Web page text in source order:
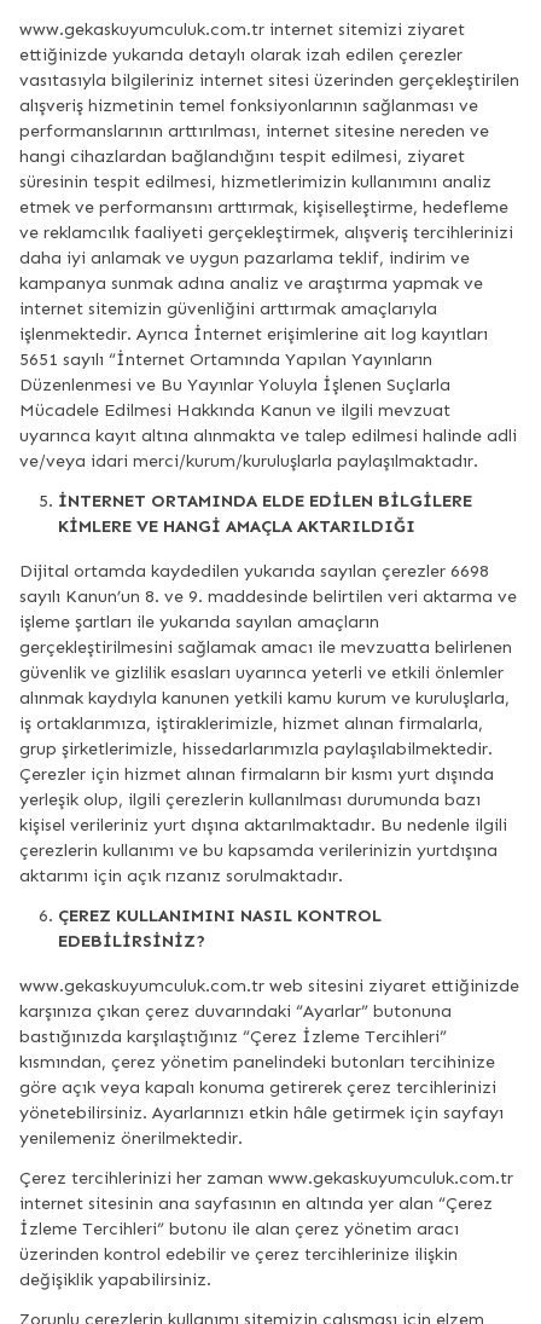
www.gekaskuyumculuk.com.tr internet sitemizi ziyaret
ettiğinizde yukarıda detaylı olarak izah edilen çerezler
vasıtasıyla bilgileriniz internet sitesi üzerinden gerçekleştirilen
alışveriş hizmetinin temel fonksiyonlarının sağlanması ve
performanslarının arttırılması, internet sitesine nereden ve
hangi cihazlardan bağlandığını tespit edilmesi, ziyaret
süresinin tespit edilmesi, hizmetlerimizin kullanımını analiz
etmek ve performansını arttırmak, kişiselleştirme, hedefleme
ve reklamcılık faaliyeti gerçekleştirmek, alışveriş tercihlerinizi
daha iyi anlamak ve uygun pazarlama teklif, indirim ve
kampanya sunmak adına analiz ve araştırma yapmak ve
internet sitemizin güvenliğini arttırmak amaçlarıyla
işlenmektedir. Ayrıca İnternet erişimlerine ait log kayıtları
5651 sayılı “İnternet Ortamında Yapılan Yayınların
Düzenlenmesi ve Bu Yayınlar Yoluyla İşlenen Suçlarla
Mücadele Edilmesi Hakkında Kanun ve ilgili mevzuat
uyarınca kayıt altına alınmakta ve talep edilmesi halinde adli
ve/veya idari merci/kurum/kuruluşlarla paylaşılmaktadır.
İNTERNET ORTAMINDA ELDE EDİLEN BİLGİLERE
KİMLERE VE HANGİ AMAÇLA AKTARILDIĞI
Dijital ortamda kaydedilen yukarıda sayılan çerezler 6698
sayılı Kanun’un 8. ve 9. maddesinde belirtilen veri aktarma ve
işleme şartları ile yukarıda sayılan amaçların
gerçekleştirilmesini sağlamak amacı ile mevzuatta belirlenen
güvenlik ve gizlilik esasları uyarınca yeterli ve etkili önlemler
alınmak kaydıyla kanunen yetkili kamu kurum ve kuruluşlarla,
iş ortaklarımıza, iştiraklerimizle, hizmet alınan firmalarla,
grup şirketlerimizle, hissedarlarımızla paylaşılabilmektedir.
Çerezler için hizmet alınan firmaların bir kısmı yurt dışında
yerleşik olup, ilgili çerezlerin kullanılması durumunda bazı
kişisel verileriniz yurt dışına aktarılmaktadır. Bu nedenle ilgili
çerezlerin kullanımı ve bu kapsamda verilerinizin yurtdışına
aktarımı için açık rızanız sorulmaktadır.
ÇEREZ KULLANIMINI NASIL KONTROL
EDEBİLİRSİNİZ?
www.gekaskuyumculuk.com.tr web sitesini ziyaret ettiğinizde
karşınıza çıkan çerez duvarındaki “Ayarlar” butonuna
bastığınızda karşılaştığınız “Çerez İzleme Tercihleri”
kısmından, çerez yönetim panelindeki butonları tercihinize
göre açık veya kapalı konuma getirerek çerez tercihlerinizi
yönetebilirsiniz. Ayarlarınızı etkin hâle getirmek için sayfayı
yenilemeniz önerilmektedir.
Çerez tercihlerinizi her zaman www.gekaskuyumculuk.com.tr
internet sitesinin ana sayfasının en altında yer alan “Çerez
İzleme Tercihleri” butonu ile alan çerez yönetim aracı
üzerinden kontrol edebilir ve çerez tercihlerinize ilişkin
değişiklik yapabilirsiniz.
Zorunlu çerezlerin kullanımı sitemizin çalışması için elzem